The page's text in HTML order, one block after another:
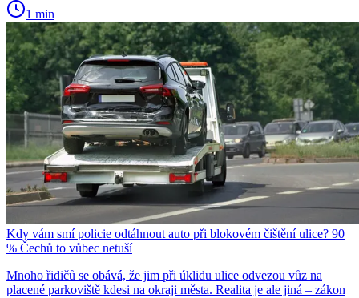
1 min
Kdy vám smí policie odtáhnout auto při blokovém čištění ulice? 90
% Čechů to vůbec netuší
Mnoho řidičů se obává, že jim při úklidu ulice odvezou vůz na
placené parkoviště kdesi na okraji města. Realita je ale jiná – zákon